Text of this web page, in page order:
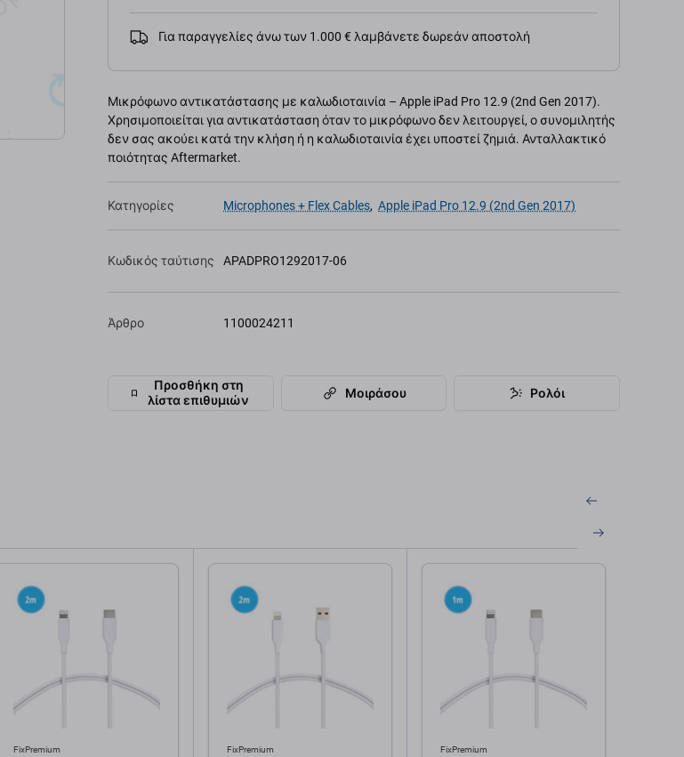
Για παραγγελίες άνω των 1.000 € λαμβάνετε δωρεάν αποστολή
Μικρόφωνο αντικατάστασης με καλωδιοταινία – Apple iPad Pro 12.9 (2nd Gen 2017).
Χρησιμοποιείται για αντικατάσταση όταν το μικρόφωνο δεν λειτουργεί, ο συνομιλητής
δεν σας ακούει κατά την κλήση ή η καλωδιοταινία έχει υποστεί ζημιά. Ανταλλακτικό
ποιότητας Aftermarket.
Κατηγορίες Microphones + Flex Cables, Apple iPad Pro 12.9 (2nd Gen 2017)
Κωδικός ταύτισης APADPRO1292017-06
Άρθρο 1100024211
Προσθήκη στη
λίστα επιθυμιών
Μοιράσου Ρολόι
FixPremium FixPremium FixPremium